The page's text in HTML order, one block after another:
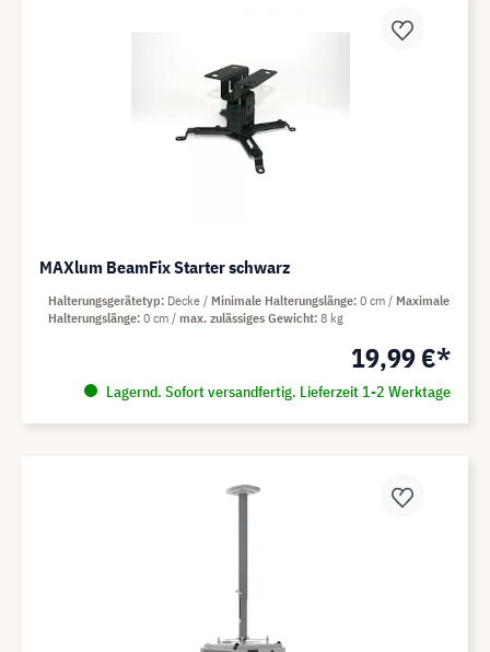
MAXlum BeamFix Starter schwarz
19,99 €*
Lagernd. Sofort versandfertig. Lieferzeit 1-2 Werktage
Halterungsgerätetyp Decke Minimale Halterungslänge 0 cm
Maximale
Halterungslänge 0 cm max. zulässiges Gewicht 8 kg